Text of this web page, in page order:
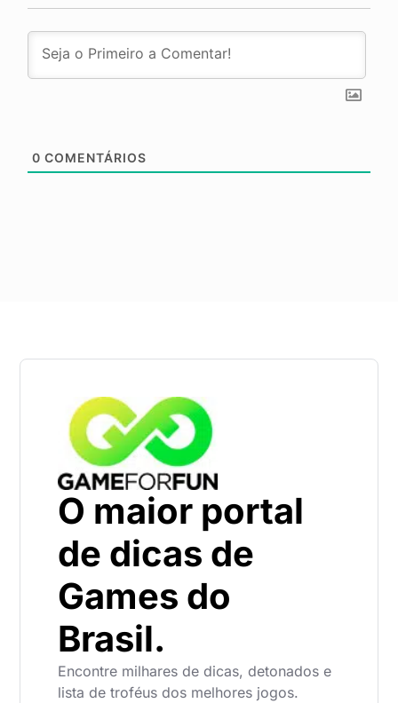
0 COMENTÁRIOS
O maior portal
de dicas de
Games do
Brasil.
Encontre milhares de dicas, detonados e
lista de troféus dos melhores jogos.